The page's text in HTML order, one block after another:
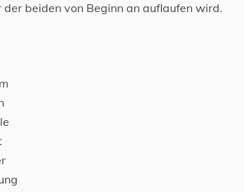
beiden von Beginn an auflaufen wird.